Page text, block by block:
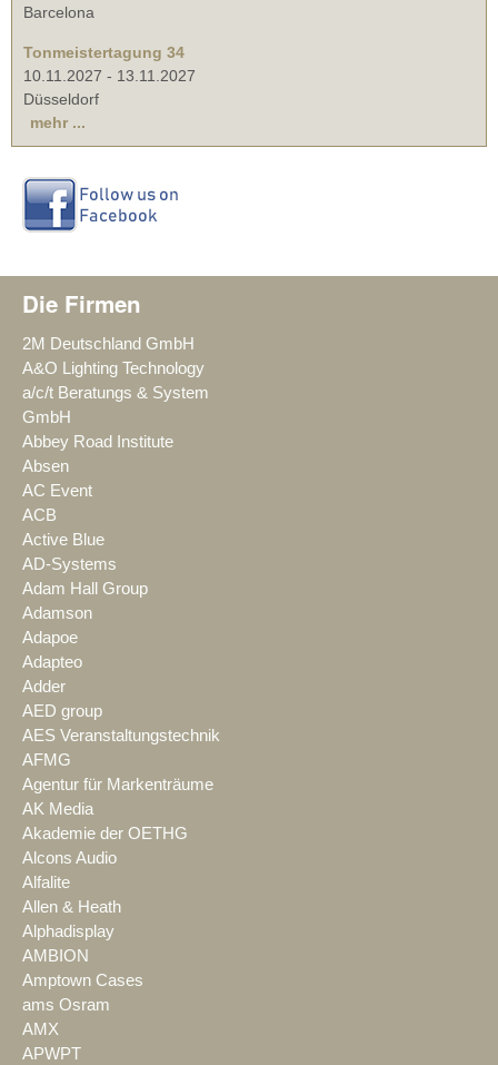
Barcelona
Tonmeistertagung 34
10.11.2027 - 13.11.2027
Düsseldorf
mehr ...
Die Firmen
2M Deutschland GmbH
A&O Lighting Technology
a/c/t Beratungs & System
GmbH
Abbey Road Institute
Absen
AC Event
ACB
Active Blue
AD-Systems
Adam Hall Group
Adamson
Adapoe
Adapteo
Adder
AED group
AES Veranstaltungstechnik
AFMG
Agentur für Markenträume
AK Media
Akademie der OETHG
Alcons Audio
Alfalite
Allen & Heath
Alphadisplay
AMBION
Amptown Cases
ams Osram
AMX
APWPT